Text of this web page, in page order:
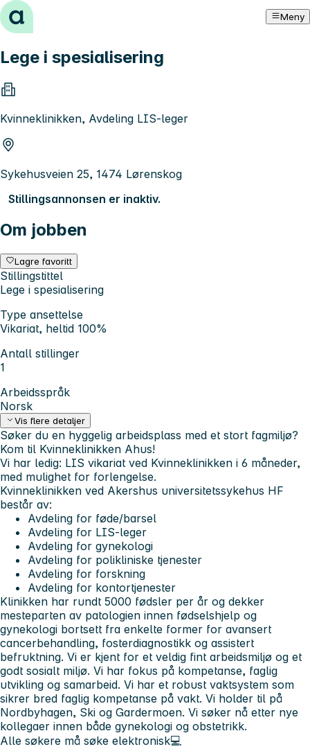
Hopp til innhold Meny
Lege i spesialisering
Kvinneklinikken, Avdeling LIS-leger
Sykehusveien 25, 1474 Lørenskog
Stillingsannonsen er inaktiv.
Om jobben
Lagre favoritt
Stillingstittel
Lege i spesialisering
Type ansettelse
Vikariat, heltid 100%
Antall stillinger
1
Arbeidsspråk
Norsk
Vis flere detaljer
Søker du en hyggelig arbeidsplass med et stort fagmiljø?
Kom til Kvinneklinikken Ahus!
Vi har ledig: LIS vikariat ved Kvinneklinikken i 6 måneder,
med mulighet for forlengelse.
Kvinneklinikken ved Akershus universitetssykehus HF
består av:
Avdeling for føde/barsel
Avdeling for LIS-leger
Avdeling for gynekologi
Avdeling for polikliniske tjenester
Avdeling for forskning
Avdeling for kontortjenester
Klinikken har rundt 5000 fødsler per år og dekker
mesteparten av patologien innen fødselshjelp og
gynekologi bortsett fra enkelte former for avansert
cancerbehandling, fosterdiagnostikk og assistert
befruktning. Vi er kjent for et veldig fint arbeidsmiljø og et
godt sosialt miljø. Vi har fokus på kompetanse, faglig
utvikling og samarbeid. Vi har et robust vaktsystem som
sikrer bred faglig kompetanse på vakt. Vi holder til på
Nordbyhagen, Ski og Gardermoen. Vi søker nå etter nye
kollegaer innen både gynekologi og obstetrikk.
Alle søkere må søke elektronisk💻